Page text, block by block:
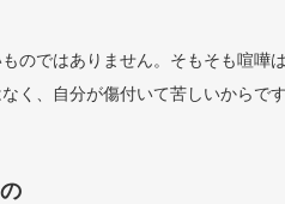
のではありません。そもそも喧
く、自分が傷付いて苦しいからで